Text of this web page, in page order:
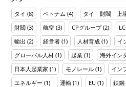
タイ (8) ベトナム (4) タイ 財閥 上
財閥 (3) 航空 (3) CPグループ(2)
輸出 (2) 経営者 (1) 人材育成 (1) イ
グローバル人材 (1) 起業 (1) 海外イン
日本人起業家 (1) モノレール (1) イン
エネルギー (1) 運輸 (1) EU (1) 鉄鋼